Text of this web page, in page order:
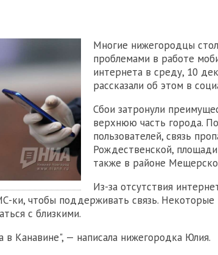
Многие нижегородцы
проблемами в работе
интернета в среду, 10
рассказали об этом в
Сбои затронули
верхнюю часть города.
пользователей, связь
Рождественской,
также в районе
Из-за отсутствия
ки, чтобы поддерживать связь. Некоторые
с близкими.
в Канавине", — написала нижегородка Юлия.